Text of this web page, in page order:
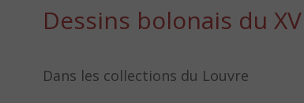
Dessins bolonais du
Dans les collections du Louvre